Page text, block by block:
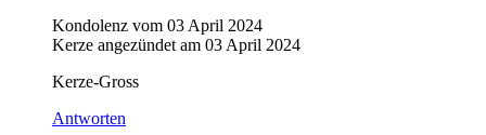
Kondolenz vom 03 April 2024
Kerze angezündet am 03 April 2024
Kerze-Gross
Antworten